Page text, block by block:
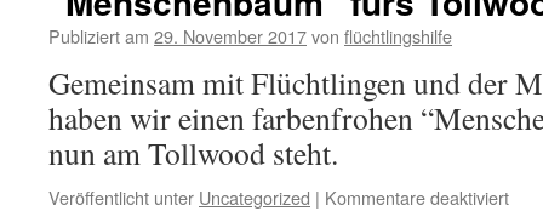
Publiziert am 29. November 2017von flüchtlingshilfe
Gemeinsam mit Flüchtlingen und der
haben wir einen farbenfrohen
nun am Tollwood steht.
Veröffentlicht unter Uncategorized | Kommentare deaktiviert